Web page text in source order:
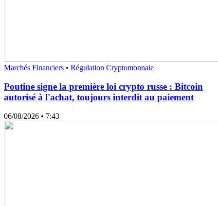
Marchés Financiers • Régulation Cryptomonnaie
Poutine signe la première loi crypto russe : Bitcoin
autorisé à l'achat, toujours interdit au paiement
06/08/2026 • 7:43